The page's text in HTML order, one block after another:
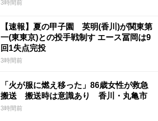
3時間前
【速報】夏の甲子園 英明(香川)が関東第
一(東東京)との投手戦制す エース冨岡は9
回1失点完投
3時間前
「火が服に燃え移った」86歳女性が救急
搬送 搬送時は意識あり 香川・丸亀市
3時間前